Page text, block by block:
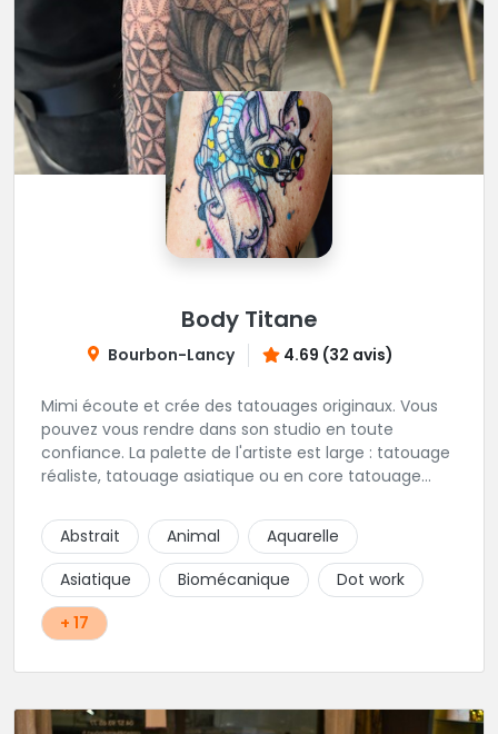
Body Titane
Bourbon-Lancy 4.69 (32 avis)
Mimi écoute et crée des tatouages originaux. Vous
pouvez vous rendre dans son studio en toute
confiance. La palette de l'artiste est large : tatouage
réaliste, tatouage asiatique ou en core tatouage
construire un projet qui vous ressemble.
Abstrait Animal
Aquarelle
Asiatique
Biomécanique
Dot work
+ 17